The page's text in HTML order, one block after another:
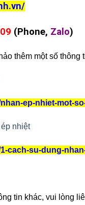
(Phone, Zalo)
thêm một số
ep-nhiet-mot-
nhiệt
cach-su-dung-
tin khác, vui lòng